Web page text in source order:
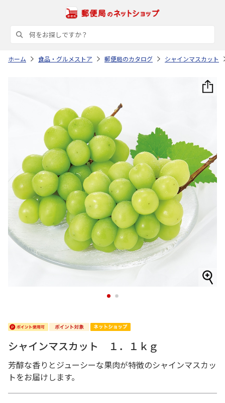
ホーム 食品・グルメストア 郵便局のカタログ シャインマスカット
1 2
シャインマスカット １．１ｋｇ
芳醇な香りとジューシーな果肉が特徴のシャインマスカッ
トをお届けします。